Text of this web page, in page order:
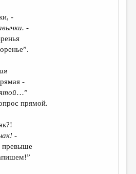
-
. -
-
…”
прямой.
-
превыше